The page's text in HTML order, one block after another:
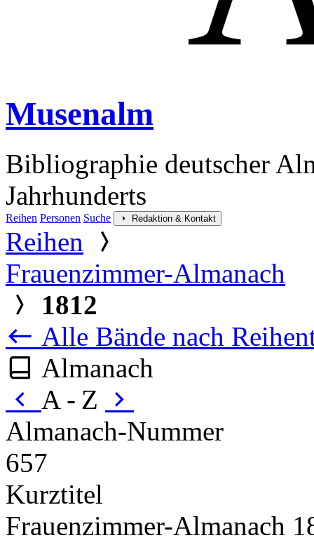
Musenalm
Bibliographie deutscher
Jahrhunderts
Reihen Personen Suche Redaktion & Kontakt
Reihen
Frauenzimmer-Almanach
1812
Alle Bände nach
Almanach
A - Z
Almanach-Nummer
657
Kurztitel
Frauenzimmer-Almanach